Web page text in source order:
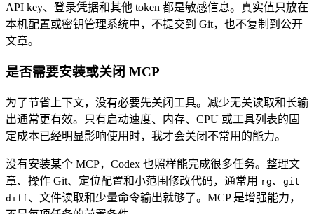
API key、登录凭据和其他 token 都是敏感信息。真实值只放在
本机配置或密钥管理系统中，不提交到 Git，也不复制到公开
文章。
是否需要安装或关闭 MCP
为了节省上下文，没有必要先关闭工具。减少无关读取和长输
出通常更有效。只有启动速度、内存、CPU 或工具列表的固
定成本已经明显影响使用时，我才会关闭不常用的能力。
没有安装某个 MCP，Codex 也照样能完成很多任务。整理文
章、操作 Git、定位配置和小范围修改代码，通常用 rg、 git
diff、文件读取和少量命令输出就够了。MCP 是增强能力，